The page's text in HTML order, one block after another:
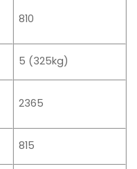
810
5 (325kg)
2365
815